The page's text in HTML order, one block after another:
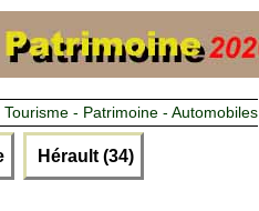
- Patrimoine - Automobiles
Hérault (34)